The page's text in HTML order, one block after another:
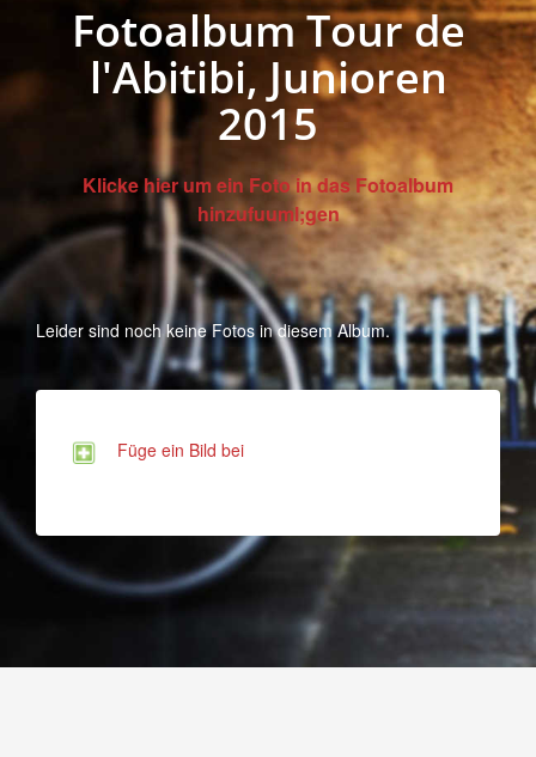
Fotoalbum Tour de
l'Abitibi, Junioren
2015
Klicke hier um ein Foto in das Fotoalbum
hinzufuuml;gen
Leider sind noch keine Fotos in diesem Album.
Füge ein Bild bei